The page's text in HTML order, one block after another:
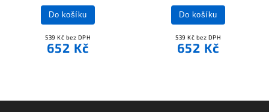
539 Kč bez DPH
652 Kč
Do košíku
539 Kč bez DPH
652 Kč
Do košíku